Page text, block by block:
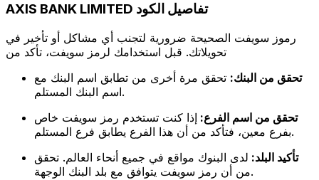
AXIS BANK LIMITED تفاصيل الكود
رموز سويفت الصحيحة ضرورية لتجنب أي مشاكل أو تأخير في
تحويلاتك. قبل استخدامك لرمز سويفت، تأكد من
تحقق من البنك: تحقق مرة أخرى من تطابق اسم البنك مع
اسم البنك المستلم.
تحقق من اسم الفرع: إذا كنت تستخدم رمز سويفت خاص
بفرع معين، فتأكد من أن هذا الفرع يطابق فرع المستلم.
تأكيد البلد: لدى البنوك مواقع في جميع أنحاء العالم. تحقق
من أن رمز سويفت يتوافق مع بلد البنك الوجهة.